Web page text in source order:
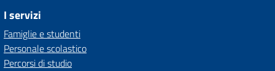
I servizi
Famiglie e studenti
Personale scolastico
Percorsi di studio